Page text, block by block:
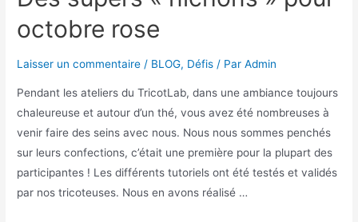
octobre rose
Laisser un commentaire / BLOG, Défis / ParAdmin
Pendant les ateliers du TricotLab, dans une ambiance toujours
chaleureuse et autour d’un thé, vous avez été nombreuses à
venir faire des seins avec nous. Nous nous sommes penchés
sur leurs confections, c’était une première pour la plupart des
participantes ! Les différents tutoriels ont été testés et validés
par nos tricoteuses. Nous en avons réalisé …